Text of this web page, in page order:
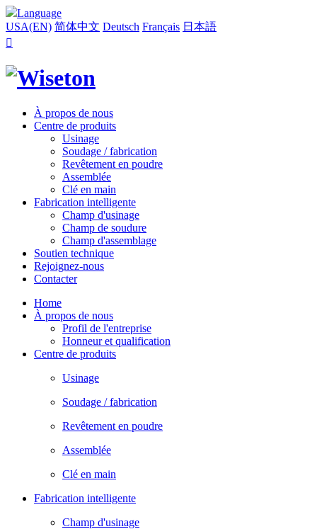
Language
USA(EN) 简体中文 Deutsch Français 日本語

À propos de nous
Centre de produits
Usinage
Soudage / fabrication
Revêtement en poudre
Assemblée
Clé en main
Fabrication intelligente
Champ d'usinage
Champ de soudure
Champ d'assemblage
Soutien technique
Rejoignez-nous
Contacter
Home
À propos de nous
Profil de l'entreprise
Honneur et qualification
Centre de produits
Usinage
Soudage / fabrication
Revêtement en poudre
Assemblée
Clé en main
Fabrication intelligente
Champ d'usinage